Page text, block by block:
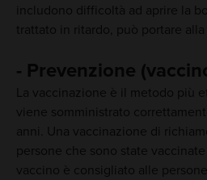
includono difficoltà ad aprire la
trattato in ritardo, può portare alla
- Prevenzione
La vaccinazione è il metodo più
viene somministrato
anni. Una vaccinazione di
persone che sono state
vaccino è consigliato alle